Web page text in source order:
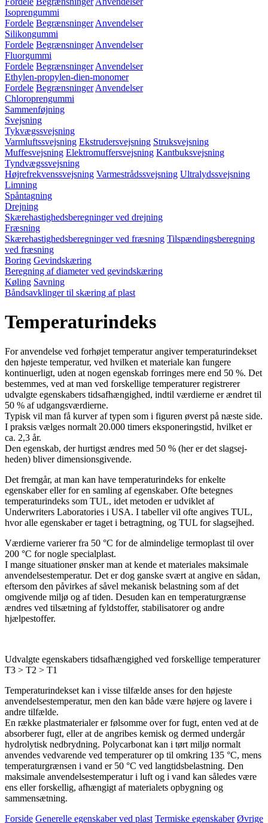
Isoprengummi
Fordele Begrænsninger Anvendelser
Silikongummi
Fordele Begrænsninger Anvendelser
Fluorgummi
Fordele Begrænsninger Anvendelser
Ethylen-propylen-dien-monomer
Fordele Begrænsninger Anvendelser
Chloroprengummi
Sammenføjning
Svejsning
Tykvægssvejsning
Varmluftssvejsning Ekstrudersvejsning Struksvejsning
Muffesvejsning Elektromuffersvejsning Kantbuksvejsning
Tyndvægssvejsning
Højrefrekvenssvejsning Varmestrådssvejsning Ultralydssvejsning
Limning
Spåntagning
Drejning
Skærehastighedsberegninger ved drejning
Fræsning
Skærehastighedsberegninger ved fræsning Tilspændingsberegning
ved fræsning
Boring Gevindskæring
Beregning af diameter ved gevindskæring
Køling Savning
Båndsavklinger til skæring af plast
Temperaturindeks
For anvendelse ved forhøjet temperatur angiver temperaturindekset
den højeste temperatur, ved hvilken et materiale kan fungere
kontinuerligt, uden at nogen egenskab forringes mere end 50 %. Det
bestemmes, ved at man ved forskellige temperaturer registrerer
udvalgte egenskabers tidsafhængighed, indtil værdierne er ændret til
50 % af udgangsværdierne.
Typisk vil man få kurver af typen som i figuren øverst på næste side.
I praksis vælges normalt 20.000 timers eksponeringstid, hvilket er
ca. 2,3 år.
Den egenskab, der hurtigst ændres med 50 % (her er det slagsej­
heden) bliver dimensionsgivende.
Det fremgår, at man kan have temperaturindeks for enkelte
egenskaber eller for en samling af egenskaber. Ofte betegnes
temperatur­indeks som TUL, idet metoden er udviklet af
Underwriters Laborato­ries i USA. I tabeller vil ofte angives TUL,
hvor alle egen­skaber er taget i betragtning, og TUL for slagsejhed.
Værdierne varierer fra 50 °C for de almindelige termo­plast til over
200 °C for nogle specialplast.
I mange situationer ønsker man at kende et materiales maksimale
anvendelsestemperatur. Det er dog ganske svært at angive en sådan,
eftersom den påvirkes af såvel mekanisk belastning som af det
omgivende miljø og af tiden. Desuden kan en temperaturgrænse
ændres ved tilsætning af fyldstoffer, stabilisatorer og andre
hjælpestoffer.
Udvalgte egenskabers tidsafhængighed ved forskellige temperaturer
T3 > T2 > T1
Temperaturindekset kan i visse tilfælde anses for den højeste
anvendelsestemperatur, men den kan både være højere og lavere i
andre tilfælde.
En række plastmaterialer er følsomme over for fugt, enten ved at de
absorberer fugt, eller at de angribes kemisk og dermed undergår
hydrolytisk nedbrydning. Polycarbonat kan i tørt miljø normalt
anvendes vedvarende ved temperaturer op til omkring 135 °C, mens
temperaturgrænsen i vand er 50 °C ved langtidsbelastning. Den
maksimale anvendelsestemperatur i luft og i vand kan således være
ens eller forskellig, af­hæn­gigt af materialets opbygning og
sammensætning.
Forside Generelle egenskaber ved plast Termiske egenskaber Øvrige